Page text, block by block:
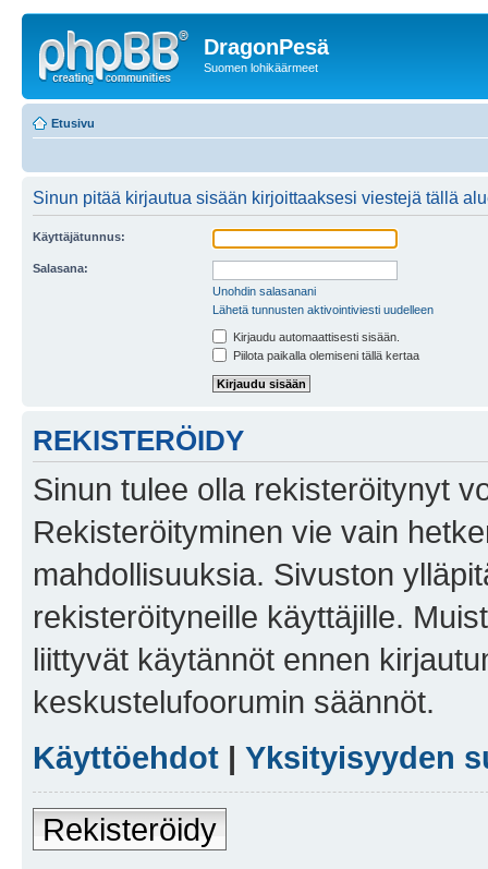
DragonPesä
Suomen lohikäärmeet
Etusivu
Sinun pitää kirjautua sisään kirjoittaaksesi viestejä tällä
Käyttäjätunnus:
Salasana:
Unohdin salasanani
Lähetä tunnusten aktivointiviesti uudelleen
Kirjaudu automaattisesti sisään.
Piilota paikalla olemiseni tällä kertaa
REKISTERÖIDY
Sinun tulee olla rekisteröitynyt
Rekisteröityminen vie vain
mahdollisuuksia. Sivuston
rekisteröityneille käyttäjille.
liittyvät käytännöt ennen
keskustelufoorumin säännöt.
Käyttöehdot | Yksityisyyden
Rekisteröidy